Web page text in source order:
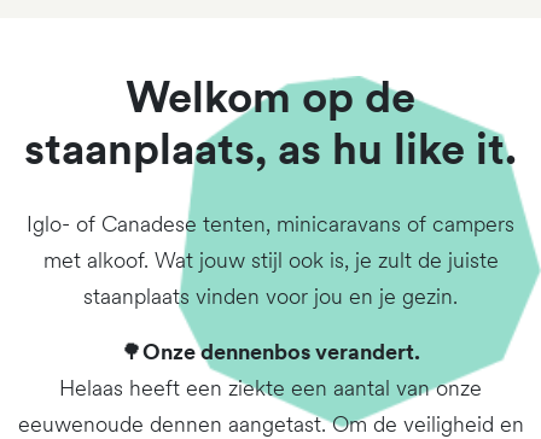
Welkom op de
staanplaats, as hu like it.
Iglo- of Canadese tenten, minicaravans of campers
met alkoof. Wat jouw stijl ook is, je zult de juiste
staanplaats vinden voor jou en je gezin.
🌳Onze dennenbos verandert.
Helaas heeft een ziekte een aantal van onze
eeuwenoude dennen aangetast. Om de veiligheid en